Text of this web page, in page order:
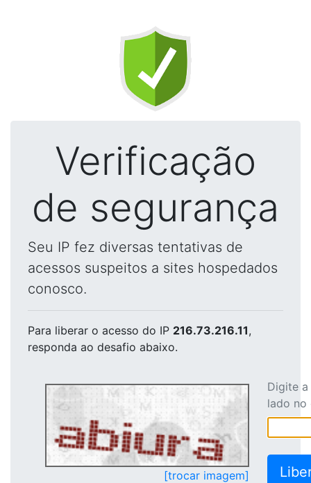
Verificação
de segurança
Seu IP fez diversas tentativas de
acessos suspeitos a sites hospedados
conosco.
Para liberar o acesso do IP 216.73.216.11,
responda ao desafio abaixo.
[trocar imagem]
Digite
lado no